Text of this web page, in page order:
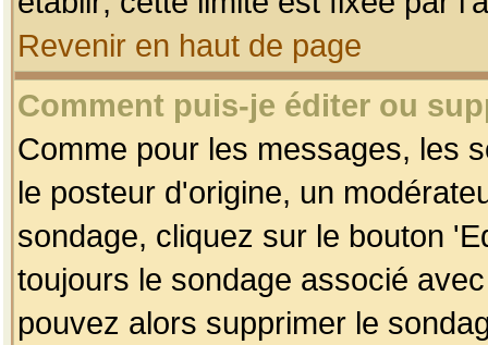
Revenir en haut de page
Comment puis-je éditer ou
Comme pour les messages, les
le posteur d'origine, un
sondage, cliquez sur le bouton
toujours le sondage associé
pouvez alors supprimer le